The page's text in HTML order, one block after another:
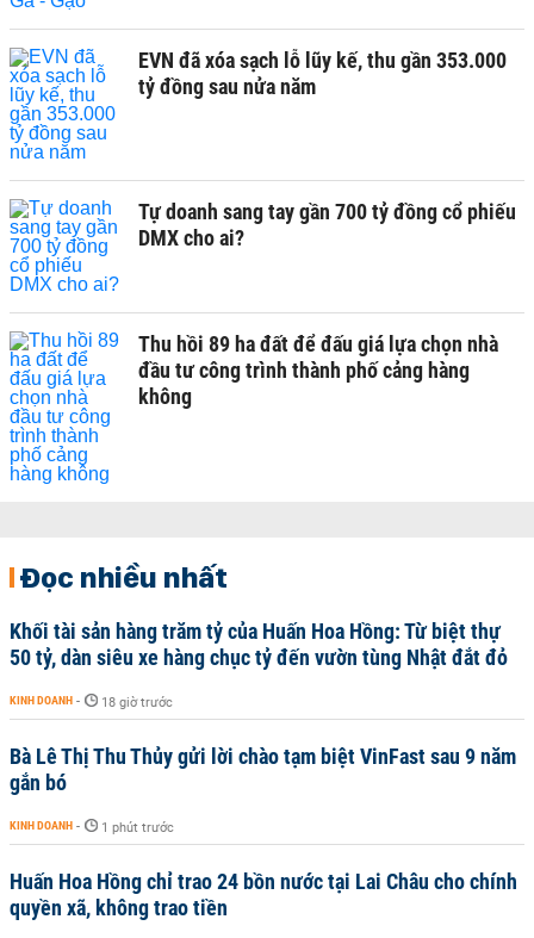
EVN đã xóa sạch lỗ lũy kế, thu gần 353.000
tỷ đồng sau nửa năm
Tự doanh sang tay gần 700 tỷ đồng cổ phiếu
DMX cho ai?
Thu hồi 89 ha đất để đấu giá lựa chọn nhà
đầu tư công trình thành phố cảng hàng
không
Đọc nhiều nhất
Khối tài sản hàng trăm tỷ của Huấn Hoa Hồng: Từ biệt thự
50 tỷ, dàn siêu xe hàng chục tỷ đến vườn tùng Nhật đắt đỏ
KINH DOANH - 18 giờ trước
Bà Lê Thị Thu Thủy gửi lời chào tạm biệt VinFast sau 9 năm
gắn bó
KINH DOANH - 1 phút trước
Huấn Hoa Hồng chỉ trao 24 bồn nước tại Lai Châu cho chính
quyền xã, không trao tiền